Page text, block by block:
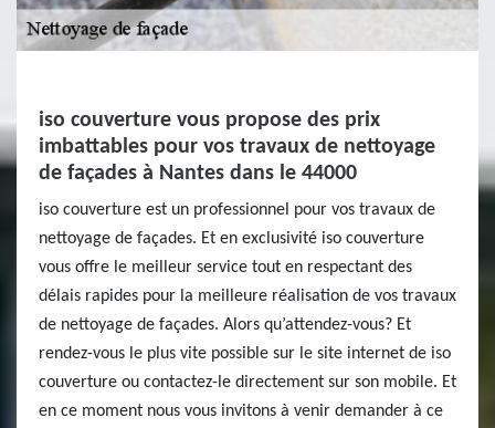
iso couverture vous propose des prix
imbattables pour vos travaux de nettoyage
de façades à Nantes dans le 44000
iso couverture est un professionnel pour vos travaux de
nettoyage de façades. Et en exclusivité iso couverture
vous offre le meilleur service tout en respectant des
délais rapides pour la meilleure réalisation de vos travaux
de nettoyage de façades. Alors qu’attendez-vous? Et
rendez-vous le plus vite possible sur le site internet de iso
couverture ou contactez-le directement sur son mobile. Et
en ce moment nous vous invitons à venir demander à ce